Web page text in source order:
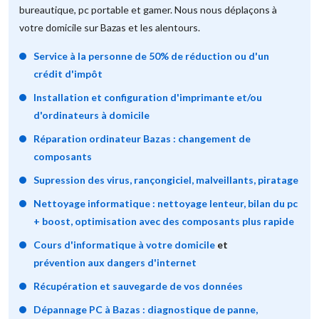
bureautique, pc portable et gamer. Nous nous déplaçons à
votre domicile sur Bazas et les alentours.
Service à la personne de 50% de réduction ou d'un
crédit d'impôt
Installation et configuration d'imprimante et/ou
d'ordinateurs à domicile
Réparation ordinateur Bazas : changement de
composants
Supression des virus, rançongiciel, malveillants, piratage
Nettoyage informatique : nettoyage lenteur, bilan du pc
+ boost, optimisation avec des composants plus rapide
Cours d'informatique à votre domicile et
prévention aux dangers d'internet
Récupération et sauvegarde de vos données
Dépannage PC à Bazas : diagnostique de panne,